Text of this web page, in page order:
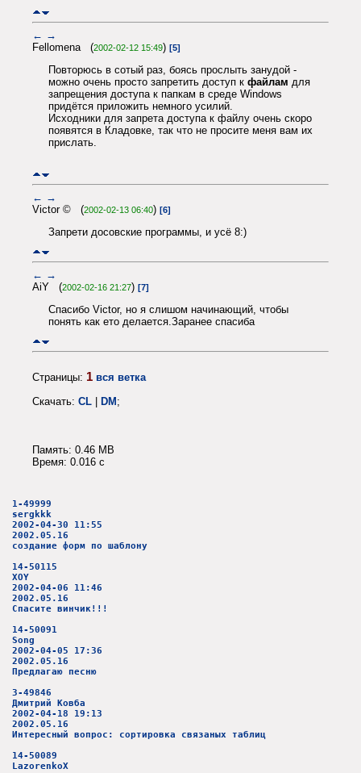
← →
Fellomena (2002-02-12 15:49) [5]
Повторюсь в сотый раз, боясь прослыть занудой -
можно очень просто запретить доступ к файлам для
запрещения доступа к папкам в среде Windows
придётся приложить немного усилий.
Исходники для запрета доступа к файлу очень скоро
появятся в Кладовке, так что не просите меня вам их
прислать.
← →
Victor © (2002-02-13 06:40) [6]
Запрети досовские программы, и усё 8:)
← →
AiY (2002-02-16 21:27) [7]
Спасибо Victor, но я слишом начинающий, чтобы
понять как ето делается.Заранее спасиба
Страницы: 1 вся ветка
Скачать: CL | DM;
Память: 0.46 MB
Время: 0.016 c
1-49999
sergkkk
2002-04-30 11:55
2002.05.16
создание форм по шаблону
14-50115
XOY
2002-04-06 11:46
2002.05.16
Спасите винчик!!!
14-50091
Song
2002-04-05 17:36
2002.05.16
Предлагаю песню
3-49846
Дмитрий Ковба
2002-04-18 19:13
2002.05.16
Интересный вопрос: сортировка связаных таблиц
14-50089
LazorenkoX